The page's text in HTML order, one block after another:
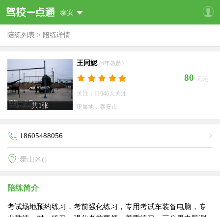
泰安
陪练列表 > 陪练详情
共1张
王同妮 (6年教龄)
80 元起
关注：11646人关注
IP属地：泰安市
18605488056
泰山区()
陪练简介
考试场地预约练习，考前强化练习，专用考试车装备电脑，专